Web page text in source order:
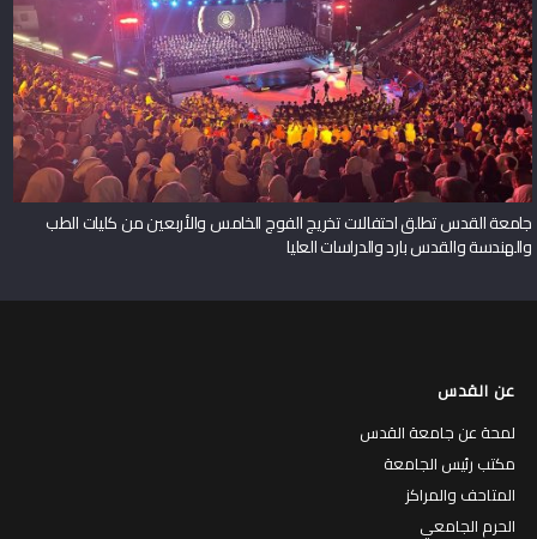
جامعة القدس تطلق احتفالات تخريج الفوج الخامس والأربعين من كليات الطب
والهندسة والقدس بارد والدراسات العليا
عن القدس
لمحة عن جامعة القدس
مكتب رئيس الجامعة
المتاحف والمراكز
الحرم الجامعي